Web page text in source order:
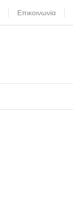
Επικοινωνία